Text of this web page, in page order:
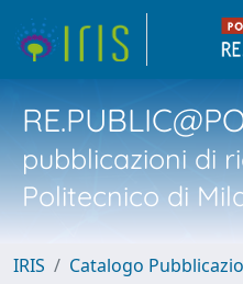
pubblicazioni di
Politecnico di
IRIS
Catalogo